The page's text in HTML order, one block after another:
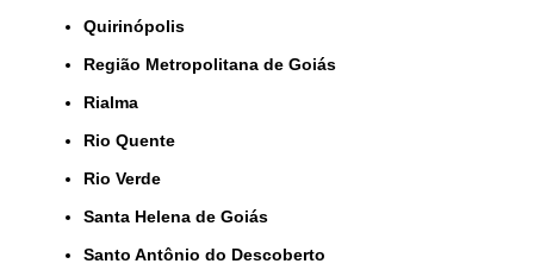
Quirinópolis
Região Metropolitana de Goiás
Rialma
Rio Quente
Rio Verde
Santa Helena de Goiás
Santo Antônio do Descoberto